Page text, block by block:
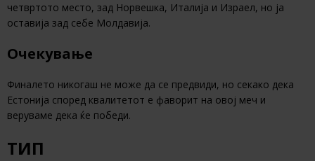
четвртото место, зад Норвешка, Италија и Израел, но ја
оставија зад себе Молдавија.
Очекување
Финалето никогаш не може да се предвиди, но секако дека
Естонија според квалитетот е фаворит на овој меч и
веруваме дека ќе победи.
ТИП